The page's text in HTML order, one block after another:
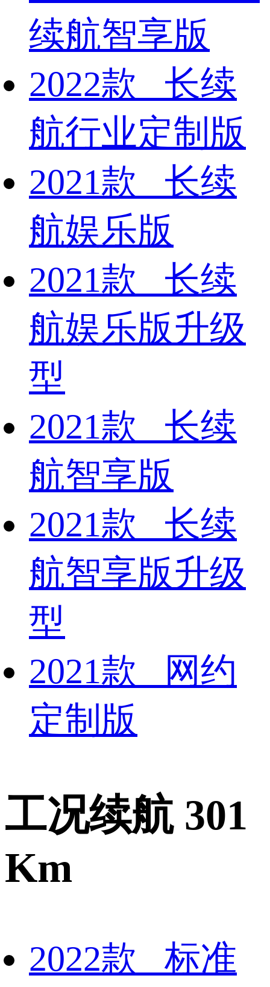
续航智享版
2022款 长续
航行业定制版
2021款 长续
航娱乐版
2021款 长续
航娱乐版升级
型
2021款 长续
航智享版
2021款 长续
航智享版升级
型
2021款 网约
定制版
工况续航 301
Km
2022款 标准